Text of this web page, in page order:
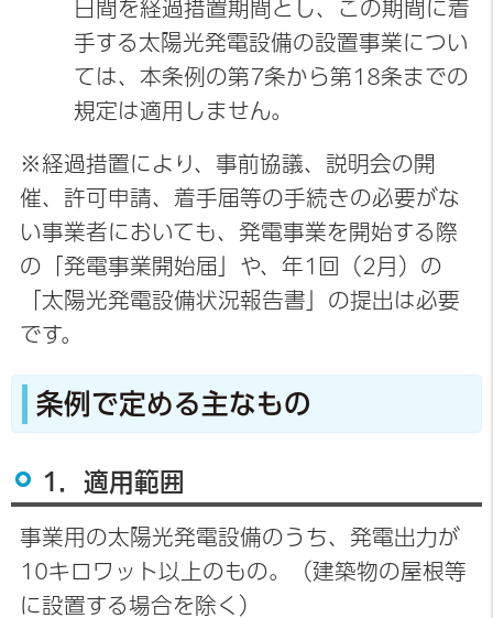
日間を経過措置期間とし、この期間に着
手する太陽光発電設備の設置事業につい
ては、本条例の第7条から第18条までの
規定は適用しません。
※経過措置により、事前協議、説明会の開
催、許可申請、着手届等の手続きの必要がな
い事業者においても、発電事業を開始する際
の「発電事業開始届」や、年1回（2月）の
「太陽光発電設備状況報告書」の提出は必要
です。
条例で定める主なもの
1．適用範囲
事業用の太陽光発電設備のうち、発電出力が
10キロワット以上のもの。（建築物の屋根等
に設置する場合を除く）